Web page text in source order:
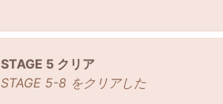
STAGE 5 クリア
STAGE 5-8 をクリアした